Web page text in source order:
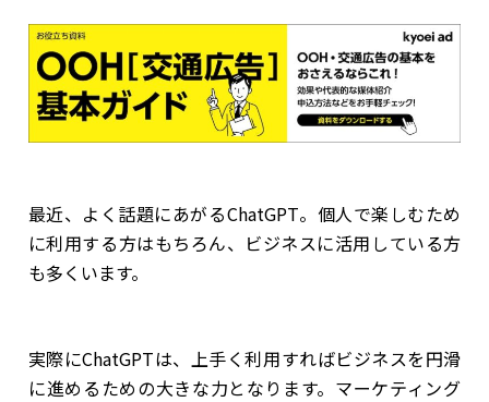
最近、よく話題にあがるChatGPT。個人で楽しむため
に利用する方はもちろん、ビジネスに活用している方
も多くいます。
実際にChatGPTは、上手く利用すればビジネスを円滑
に進めるための大きな力となります。マーケティング